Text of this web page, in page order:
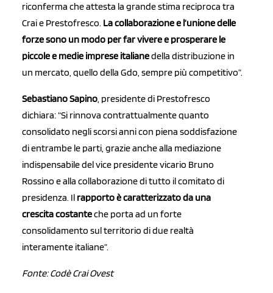
riconferma che attesta la grande stima reciproca tra
Crai e Prestofresco. La collaborazione e l’unione delle
forze sono un modo per far vivere e prosperare le
piccole e medie imprese italianedella distribuzione in
un mercato, quello della Gdo, sempre più competitivo”.
Sebastiano Sapino, presidente di Prestofresco
dichiara: “Si rinnova contrattualmente quanto
consolidato negli scorsi anni con piena soddisfazione
di entrambe le parti, grazie anche alla mediazione
indispensabile del vice presidente vicario Bruno
Rossino e alla collaborazione di tutto il comitato di
presidenza. Il rapporto è caratterizzato da una
crescita costanteche porta ad un forte
consolidamento sul territorio di due realtà
interamente italiane”.
Fonte: Codè Crai Ovest